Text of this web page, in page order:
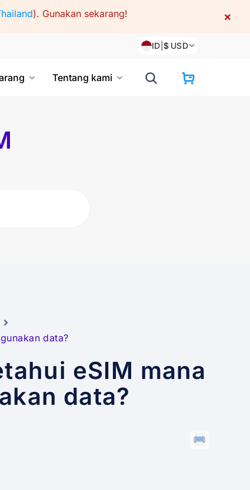
). Gunakan sekarang! ×
ID |$ USD
Tentang kami
data?
eSIM mana
data?